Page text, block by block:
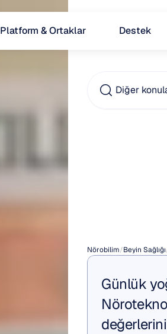
Platform & Ortaklar Destek
Diğer
Nörobilim/Beyin Sağlığı
Günlük